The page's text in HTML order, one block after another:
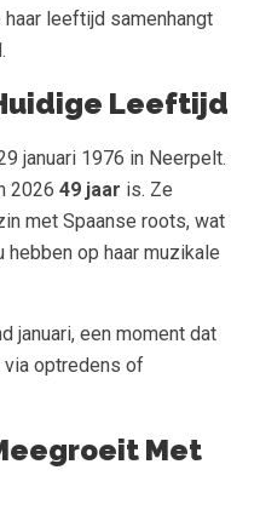
leeftijd samenhangt
Leeftijd
januari 1976 in Neerpelt.
2026 49 jaar is. Ze
met Spaanse roots, wat
op haar muzikale
januari, een moment dat
via optredens of
Met